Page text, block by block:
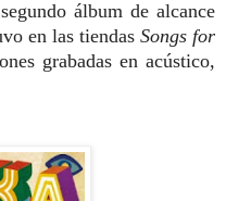
álbum de alcance
en las tiendas Songs for
grabadas en acústico,